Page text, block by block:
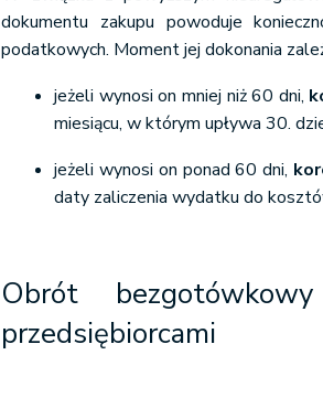
dokumentu zakupu powoduje
podatkowych. Moment jej dokonania
jeżeli wynosi on mniej niż 60 dni,
miesiącu, w którym upływa 30.
jeżeli wynosi on ponad 60 dni,
daty zaliczenia wydatku do
Obrót
przedsiębiorcami